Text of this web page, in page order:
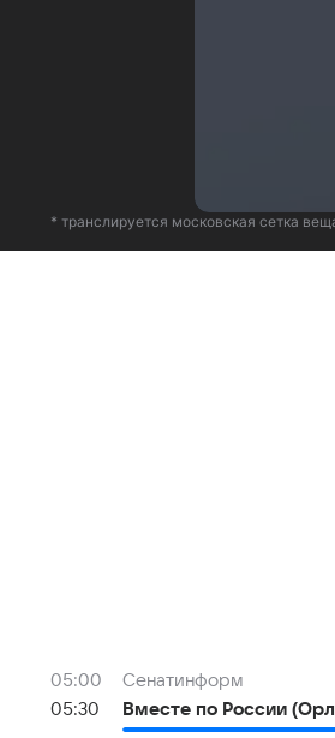
* транслируется московская сетка
05:00
Сенатинформ
05:30
Вместе по России